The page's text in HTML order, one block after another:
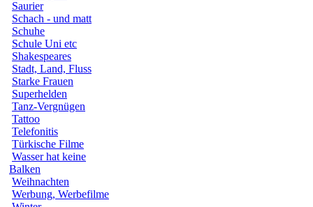
Saurier
Schach - und matt
Schuhe
Schule Uni etc
Shakespeares
Stadt, Land, Fluss
Starke Frauen
Superhelden
Tanz-Vergnügen
Tattoo
Telefonitis
Türkische Filme
Wasser hat keine
Balken
Weihnachten
Werbung, Werbefilme